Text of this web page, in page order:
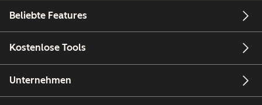
Beliebte Features
Kostenlose Tools
Unternehmen